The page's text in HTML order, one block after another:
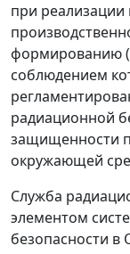
при реализации
формированию
соблюдением
радиационной
защищенности
окружающей
Служба
элементом
безопасности в